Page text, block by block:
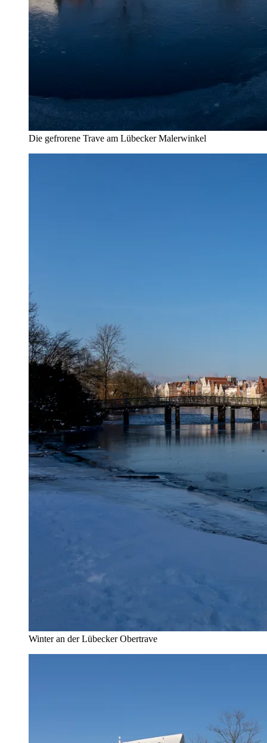
Die gefrorene Trave am Lübecker Malerwinkel
Winter an der Lübecker Obertrave